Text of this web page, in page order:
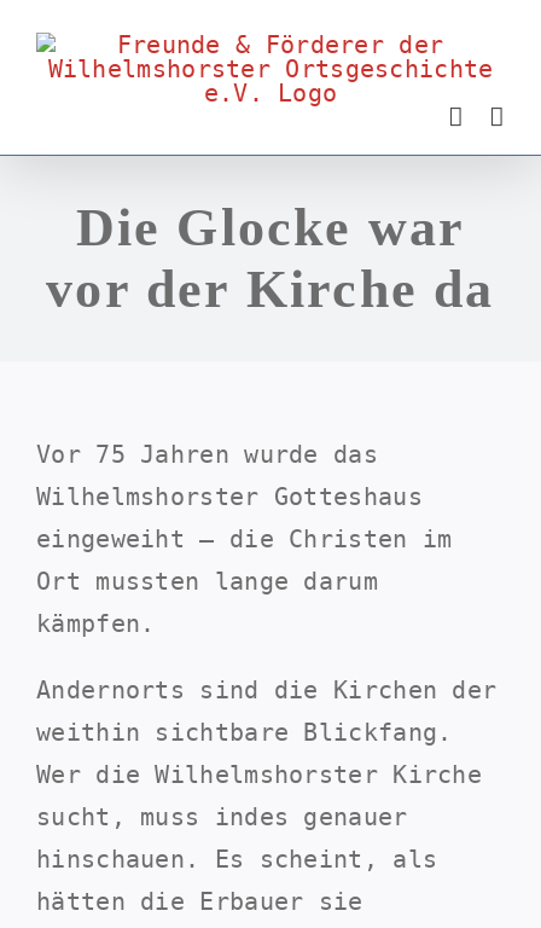
Inhalt
Die Glocke war
vor der Kirche da
Vor 75 Jahren wurde das
Wilhelmshorster Gotteshaus
eingeweiht – die Christen im
Ort mussten lange darum
kämpfen.
Andernorts sind die Kirchen der
weithin sichtbare Blickfang.
Wer die Wilhelmshorster Kirche
sucht, muss indes genauer
hinschauen. Es scheint, als
hätten die Erbauer sie